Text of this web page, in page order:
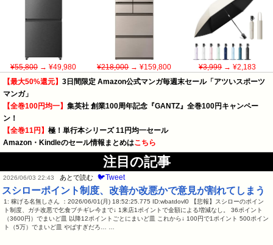
¥55,800→ ¥49,980 ¥218,000→ ¥159,800 ¥3,999→ ¥2,183
【最大50%還元】 3日間限定 Amazon公式マンガ毎週末セール「アツいスポーツ
マンガ」
【全巻100円均一】 集英社 創業100周年記念『GANTZ』全巻100円キャンペー
ン！
【全巻11円】 極！単行本シリーズ 11円均一セール
Amazon・Kindleのセール情報まとめはこちら
注目の記事
2026/06/03 22:43 あとで読む 🐦Tweet
スシローポイント制度、改善か改悪かで意見が割れてしまう
1: 稼げる名無しさん ：2026/06/01(月) 18:52:25.775 ID:wbatdovl0 【悲報】スシローのポイン
ト制度、ガチ改悪で乞食ブチギレ今まで↓ 1来店1ポイントで金額による増減なし。 36ポイント
（3600円）でまいど皿 以降12ポイントごとにまいど皿 これから↓ 100円で1ポイント 500ポイン
ト（5万）でまいど皿 やばすぎだろ… …